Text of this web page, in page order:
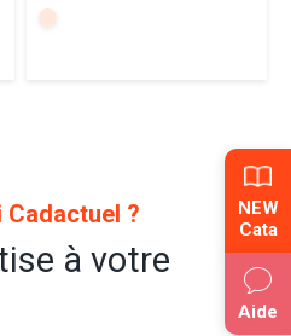
Cadactuel ?
à votre
NEW
Cata
Aide